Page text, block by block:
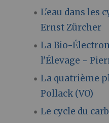
L'eau dans les
Ernst Zürcher
La Bio-
l'Élevage -
La quatrième
Pollack (VO)
Le cycle du